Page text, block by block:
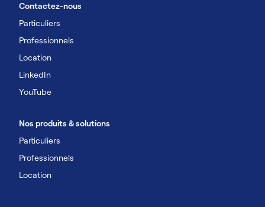
Contactez-nous
Particuliers
Professionnels
Location
LinkedIn
YouTube
Nos produits & solutions
Particuliers
Professionnels
Location